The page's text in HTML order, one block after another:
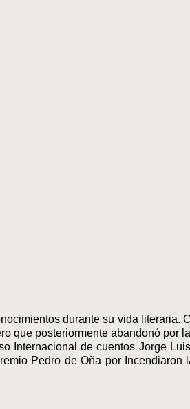
durante su vida literaria.
que posteriormente abandonó por
Internacional de cuentos Jorge
Pedro de Oña por